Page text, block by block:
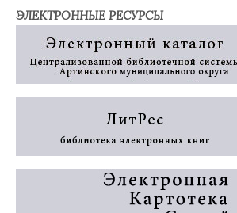
ЭЛЕКТРОННЫЕ РЕСУРСЫ